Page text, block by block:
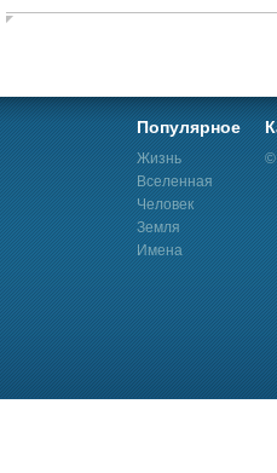
Популярное
Жизнь
Вселенная
Человек
Земля
Имена
©